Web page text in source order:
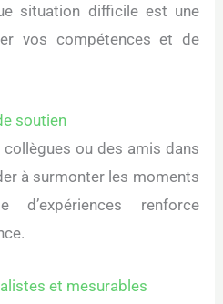
situation difficile est une
vos compétences et de
soutien
collègues ou des amis dans
à surmonter les moments
d’expériences renforce
et mesurables